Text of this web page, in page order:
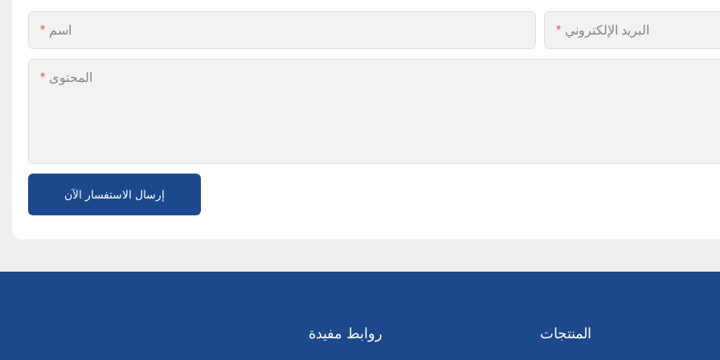
اسم البريد الإلكتروني
المحتوى
إرسال الاستفسار الآن
روابط مفيدة المنتجات